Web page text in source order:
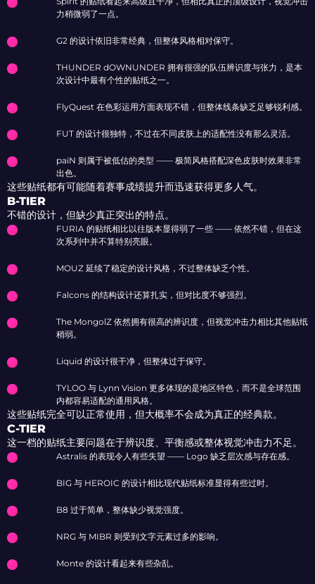
力稍微弱了一点。
G2 的设计依旧非常经典，但整体风格相对保守。
THUNDER dOWNUNDER 拥有很强的队伍辨识度与张力，是本
次设计中最有个性的贴纸之一。
FlyQuest 在色彩运用方面表现不错，但整体线条缺乏足够锐利感。
FUT 的设计很独特，不过在不同皮肤上的适配性没有那么灵活。
paiN 则属于被低估的类型 —— 极简风格搭配深色皮肤时效果非常
出色。
这些贴纸都有可能随着赛事成绩提升而迅速获得更多人气。
B-TIER
不错的设计，但缺少真正突出的特点。
FURIA 的贴纸相比以往版本显得弱了一些 —— 依然不错，但在这
次系列中并不算特别亮眼。
MOUZ 延续了稳定的设计风格，不过整体缺乏个性。
Falcons 的结构设计还算扎实，但对比度不够强烈。
The MongolZ 依然拥有很高的辨识度，但视觉冲击力相比其他贴纸
稍弱。
Liquid 的设计很干净，但整体过于保守。
TYLOO 与 Lynn Vision 更多体现的是地区特色，而不是全球范围
内都容易适配的通用风格。
这些贴纸完全可以正常使用，但大概率不会成为真正的经典款。
C-TIER
这一档的贴纸主要问题在于辨识度、平衡感或整体视觉冲击力不足。
Astralis 的表现令人有些失望 —— Logo 缺乏层次感与存在感。
BIG 与 HEROIC 的设计相比现代贴纸标准显得有些过时。
B8 过于简单，整体缺少视觉强度。
NRG 与 MIBR 则受到文字元素过多的影响。
Monte 的设计看起来有些杂乱。